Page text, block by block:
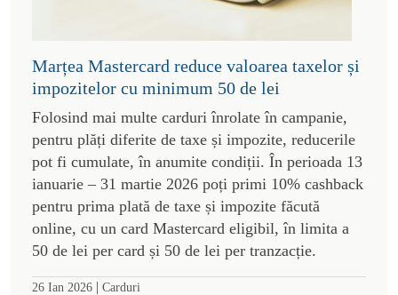
Marțea Mastercard reduce valoarea taxelor și
impozitelor cu minimum 50 de lei
Folosind mai multe carduri înrolate în campanie,
pentru plăți diferite de taxe și impozite, reducerile
pot fi cumulate, în anumite condiții. În perioada 13
ianuarie – 31 martie 2026 poți primi 10% cashback
pentru prima plată de taxe și impozite făcută
online, cu un card Mastercard eligibil, în limita a
50 de lei per card și 50 de lei per tranzacție.
26 Ian 2026 | Carduri